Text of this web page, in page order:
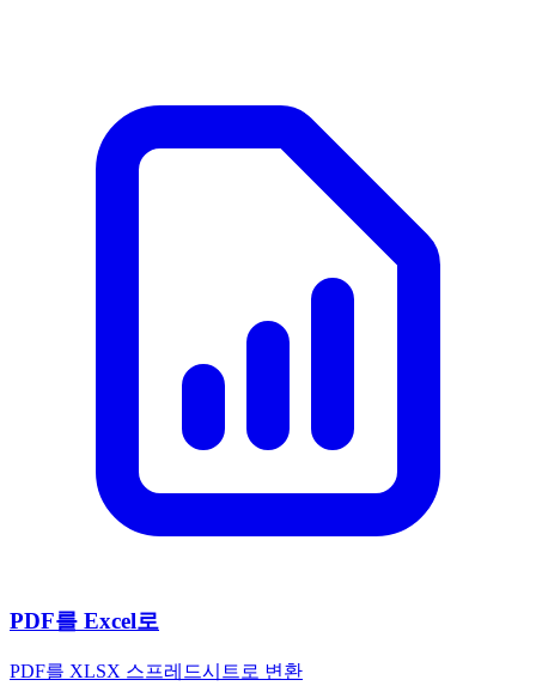
PDF를 Excel로
PDF를 XLSX 스프레드시트로 변환